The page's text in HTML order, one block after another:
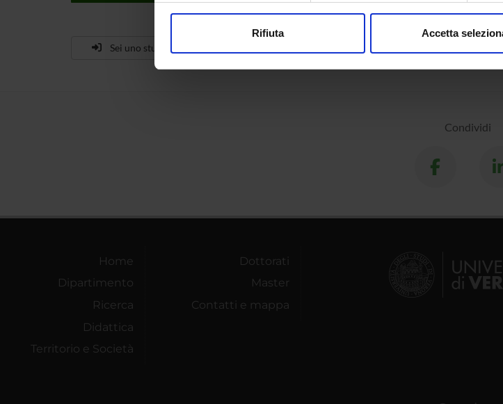
modificare o ritirare il tuo consenso in qualsiasi momento dalla
Rifiuta Accetta
Sei uno studente già iscritto?
Condividi
Home
Dipartimento
Ricerca
Didattica
Territorio e Società
Dottorati
Master
Contatti e mappa